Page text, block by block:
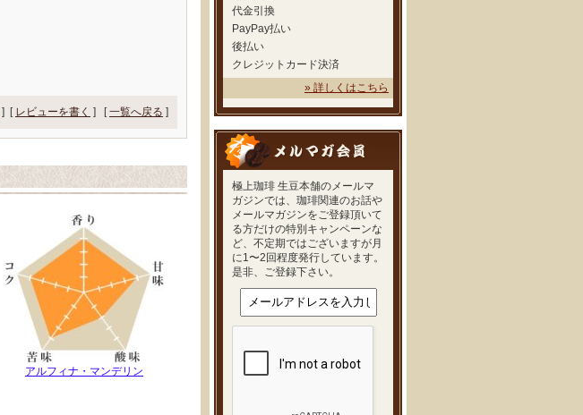
代金引換
PayPay払い
後払い
クレジットカード決済
» 詳しくはこちら
極上珈琲 生豆本舗のメールマ
ガジンでは、珈琲関連のお話や
メールマガジンをご登録頂いて
る方だけの特別キャンペーンな
ど、不定期ではございますが月
に1〜2回程度発行しています。
是非、ご登録下さい。
] [ レビューを書く ] [一覧へ戻る ]
アルフィナ・マンデリン